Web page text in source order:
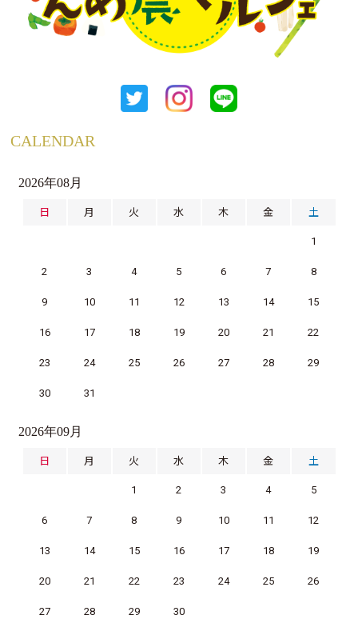
CALENDAR
2026年08月
日 月 火 水 木 金 土
1
2 3 4 5 6 7 8
9 10 11 12 13 14 15
16 17 18 19 20 21 22
23 24 25 26 27 28 29
30 31
2026年09月
日 月 火 水 木 金 土
1 2 3 4 5
6 7 8 9 10 11 12
13 14 15 16 17 18 19
20 21 22 23 24 25 26
27 28 29 30